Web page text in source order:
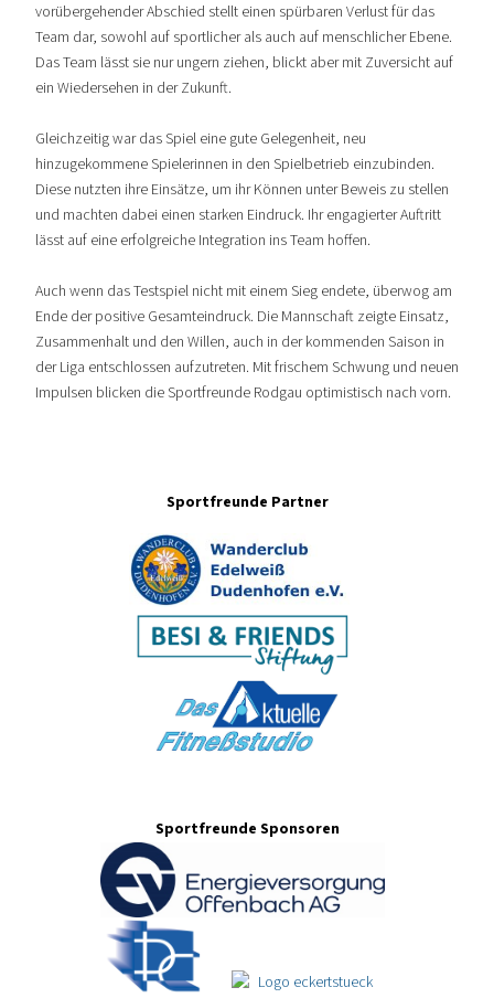
vorübergehender Abschied stellt einen spürbaren Verlust für das
Team dar, sowohl auf sportlicher als auch auf menschlicher Ebene.
Das Team lässt sie nur ungern ziehen, blickt aber mit Zuversicht auf
ein Wiedersehen in der Zukunft.
Gleichzeitig war das Spiel eine gute Gelegenheit, neu
hinzugekommene Spielerinnen in den Spielbetrieb einzubinden.
Diese nutzten ihre Einsätze, um ihr Können unter Beweis zu stellen
und machten dabei einen starken Eindruck. Ihr engagierter Auftritt
lässt auf eine erfolgreiche Integration ins Team hoffen.
Auch wenn das Testspiel nicht mit einem Sieg endete, überwog am
Ende der positive Gesamteindruck. Die Mannschaft zeigte Einsatz,
Zusammenhalt und den Willen, auch in der kommenden Saison in
der Liga entschlossen aufzutreten. Mit frischem Schwung und neuen
Impulsen blicken die Sportfreunde Rodgau optimistisch nach vorn.
Sportfreunde Partner
Sportfreunde Sponsoren